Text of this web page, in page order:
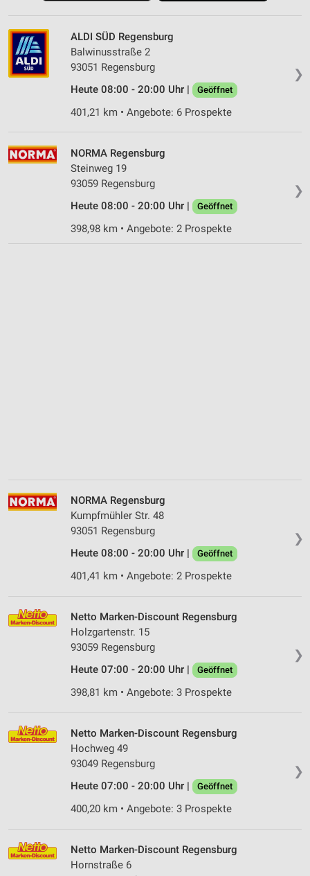
❯
ALDI SÜD Regensburg
Balwinusstraße 2
93051 Regensburg
Heute 08:00 - 20:00 Uhr |
Geöffnet
401,21 km • Angebote: 6 Prospekte
❯
NORMA Regensburg
Steinweg 19
93059 Regensburg
Heute 08:00 - 20:00 Uhr |
Geöffnet
398,98 km • Angebote: 2 Prospekte
❯
NORMA Regensburg
Kumpfmühler Str. 48
93051 Regensburg
Heute 08:00 - 20:00 Uhr |
Geöffnet
401,41 km • Angebote: 2 Prospekte
❯
Netto Marken-Discount Regensburg
Holzgartenstr. 15
93059 Regensburg
Heute 07:00 - 20:00 Uhr |
Geöffnet
398,81 km • Angebote: 3 Prospekte
❯
Netto Marken-Discount Regensburg
Hochweg 49
93049 Regensburg
Heute 07:00 - 20:00 Uhr |
Geöffnet
400,20 km • Angebote: 3 Prospekte
Netto Marken-Discount Regensburg
Hornstraße 6